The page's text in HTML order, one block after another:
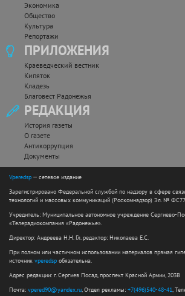
Экономика
Общество
Культура
Репортажи
ПРИЛОЖЕНИЯ
Краеведческий вестник
Кипяток
Кладезь
Благовест Радонежья
РЕДАКЦИЯ
История газеты
О газете
Антикоррупция
Документы
Vperedsp — сетевое издание
Зарегистрировано Федеральной службой по надзору в сфере
технологий и массовых коммуникаций (Роскомнадзор) Эл. №
Учредитель: Муниципальное автономное учреждение Сергиево-
«Телерадиокомпания «Радонежье».
Директор: Андреева Н.Н. Гл. редактор: Николаева Е.С.
При полном или частичном использовании материалов прямая
источник vperedsp обязательна.
Адрес редакции: г. Сергиев Посад, проспект Красной Армии, 203В
Почта: vpered90@yandex.ru, Отдел рекламы: +7(496)540-48-41,